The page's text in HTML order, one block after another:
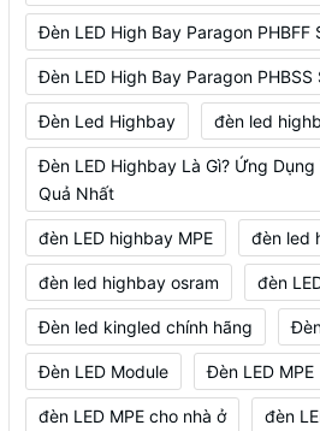
Đèn LED High Bay Paragon PHBFF
Đèn LED High Bay Paragon PHBSS
Đèn Led Highbay đèn led
Đèn LED Highbay Là Gì? Ứng
Quả Nhất
đèn LED highbay MPE đèn led
đèn led highbay osram đèn
Đèn led kingled chính hãng
Đèn LED Module Đèn LED MPE
đèn LED MPE cho nhà ở đèn